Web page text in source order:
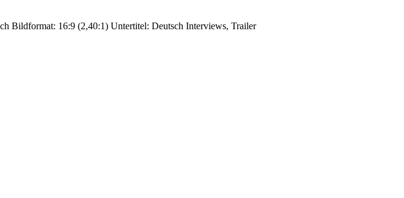
Bildformat: 16:9 (2,40:1) Untertitel: Deutsch Interviews, Trailer